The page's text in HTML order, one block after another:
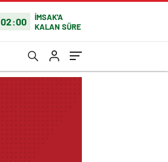
02:00
İMSAK'A
KALAN SÜRE